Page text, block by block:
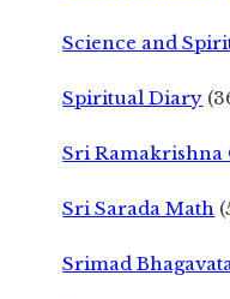
Science and
Spiritual Diary
Sri Ramakrishna
Sri Sarada Math
Srimad